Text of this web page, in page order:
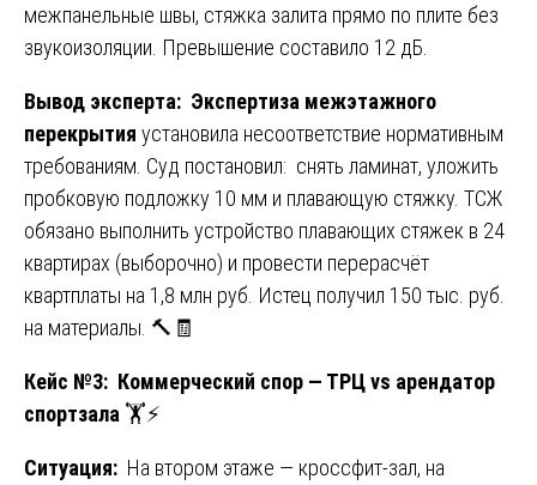
межпанельные швы, стяжка залита прямо по плите без
звукоизоляции. Превышение составило 12 дБ.
Вывод эксперта: Экспертиза межэтажного
перекрытия установила несоответствие нормативным
требованиям. Суд постановил: снять ламинат, уложить
пробковую подложку 10 мм и плавающую стяжку. ТСЖ
обязано выполнить устройство плавающих стяжек в 24
квартирах (выборочно) и провести перерасчёт
квартплаты на 1,8 млн руб. Истец получил 150 тыс. руб.
на материалы. 🔨🧾
Кейс №3: Коммерческий спор — ТРЦ vs арендатор
спортзала 🏋️⚡
Ситуация: На втором этаже — кроссфит-зал, на